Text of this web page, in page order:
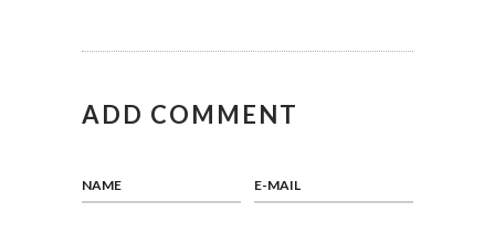
ADD COMMENT
NAME E-MAIL